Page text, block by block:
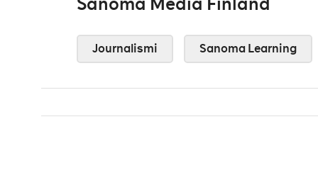
Journalismi Sanoma Learning